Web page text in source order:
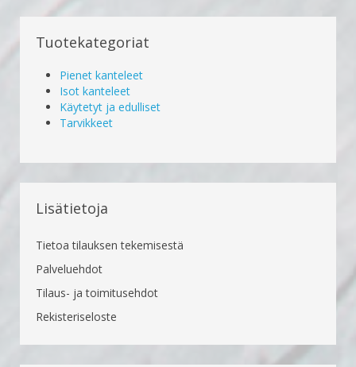
Tuotekategoriat
Pienet kanteleet
Isot kanteleet
Käytetyt ja edulliset
Tarvikkeet
Lisätietoja
Tietoa tilauksen tekemisestä
Palveluehdot
Tilaus- ja toimitusehdot
Rekisteriseloste